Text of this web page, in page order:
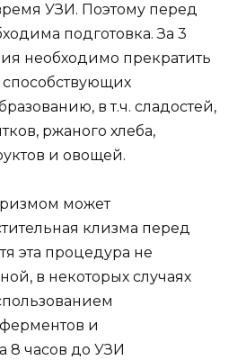
УЗИ. Поэтому перед
подготовка. За 3
необходимо прекратить
в т.ч. сладостей,
ржаного хлеба,
и овощей.
может
клизма перед
эта процедура не
в некоторых случаях
и
8 часов до УЗИ